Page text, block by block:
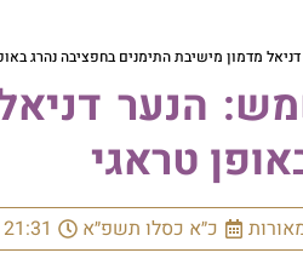
מדמון מישיבת התימנים בחפציבה נהרג
הנער
טראגי
כ״א כסלו תשפ״א 21:31